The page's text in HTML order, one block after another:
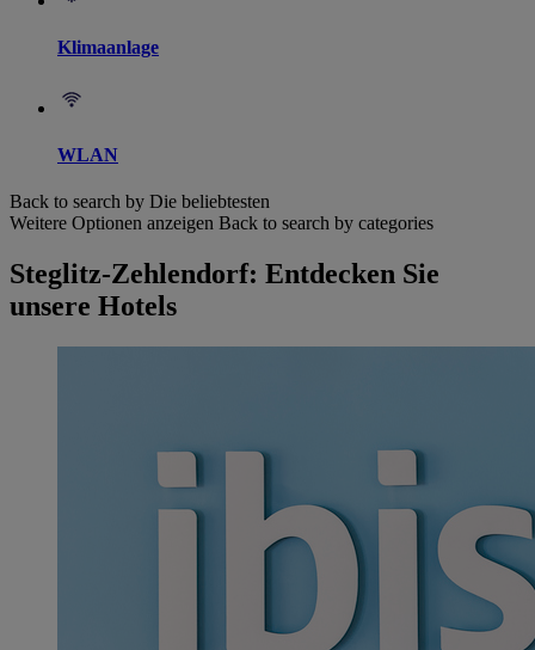
Klimaanlage
WLAN
Back to search by Die beliebtesten
Weitere Optionen anzeigen Back to search by categories
Steglitz-Zehlendorf: Entdecken Sie
unsere Hotels